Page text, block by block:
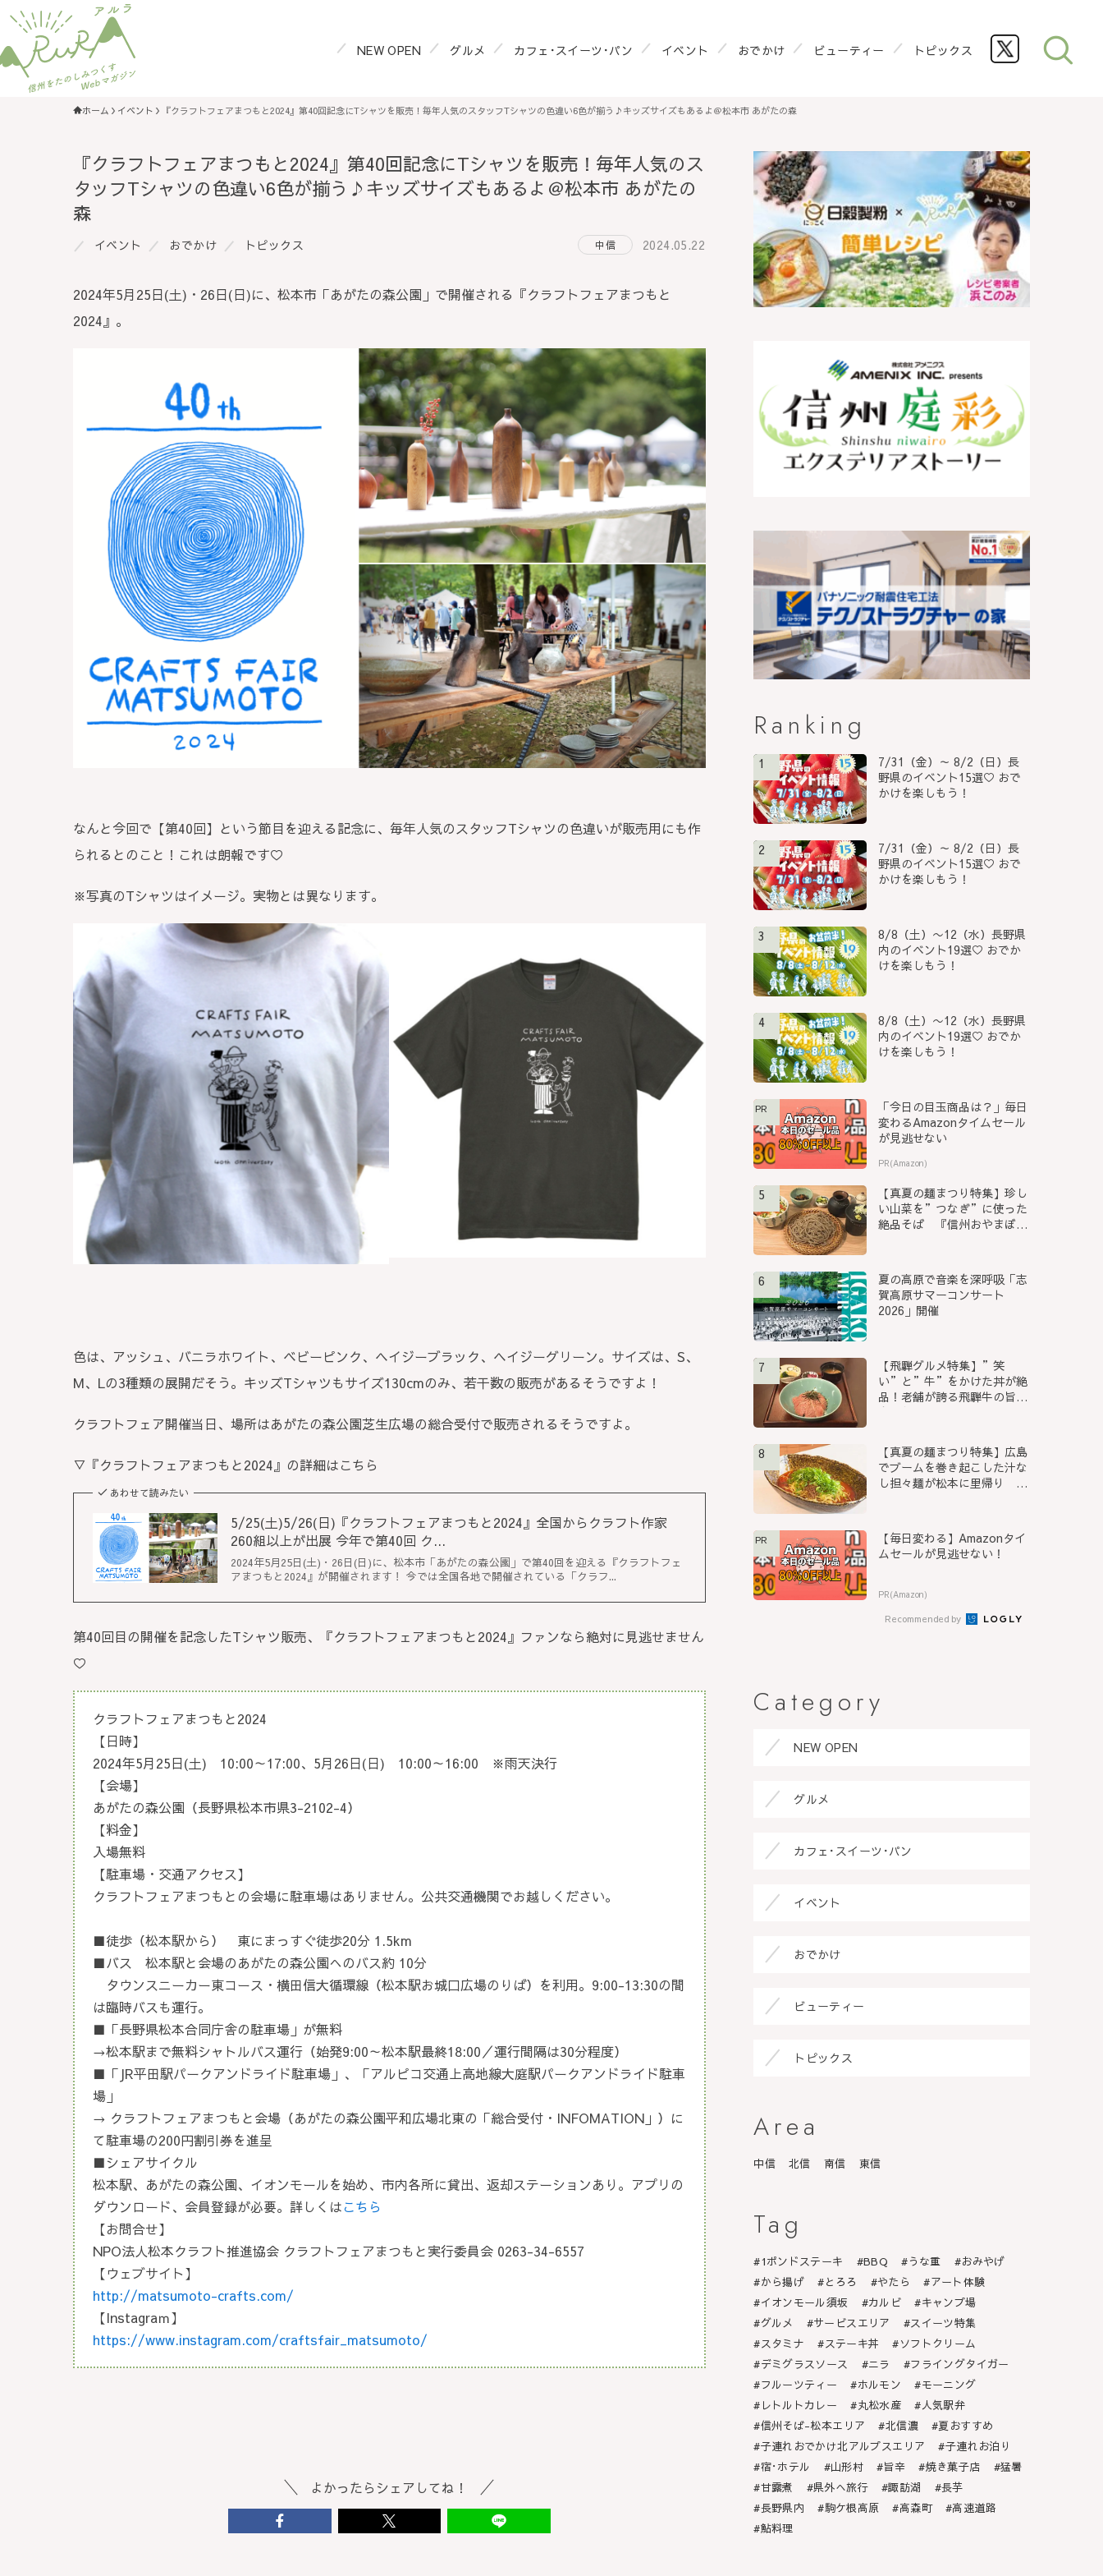
NEW OPEN グルメ カフェ･スイーツ･パン イベント おでかけ ビューティー トピックス
ホーム イベント 『クラフトフェアまつもと2024』第40回記念にTシャツを販売！毎年人気のスタッフTシャツの色違い6色が揃う♪キッズサイズもあるよ＠松本市 あがたの森
『クラフトフェアまつもと2024』第40回記念にTシャツを販売！毎年人気のス
タッフTシャツの色違い6色が揃う♪キッズサイズもあるよ＠松本市 あがたの
森
イベント おでかけ トピックス 中信 2024.05.22
2024年5月25日(土)・26日(日)に、松本市「あがたの森公園」で開催される『クラフトフェアまつもと
2024』。
なんと今回で【第40回】という節目を迎える記念に、毎年人気のスタッフTシャツの色違いが販売用にも作
られるとのこと！これは朗報です♡
※写真のTシャツはイメージ。実物とは異なります。
色は、アッシュ、バニラホワイト、ベビーピンク、ヘイジーブラック、ヘイジーグリーン。サイズは、S、
M、Lの3種類の展開だそう。キッズTシャツもサイズ130cmのみ、若干数の販売があるそうですよ！
クラフトフェア開催当日、場所はあがたの森公園芝生広場の総合受付で販売されるそうですよ。
▽『クラフトフェアまつもと2024』の詳細はこちら
あわせて読みたい
5/25(土)5/26(日)『クラフトフェアまつもと2024』全国からクラフト作家
260組以上が出展 今年で第40回 ク...
2024年5月25日(土)・26日(日)に、松本市「あがたの森公園」で第40回を迎える『クラフトフェ
アまつもと2024』が開催されます！ 今では全国各地で開催されている「クラフ...
第40回目の開催を記念したTシャツ販売、『クラフトフェアまつもと2024』ファンなら絶対に見逃せません
♡
クラフトフェアまつもと2024
【日時】
2024年5月25日(土) 10:00～17:00、5月26日(日) 10:00～16:00 ※雨天決行
【会場】
あがたの森公園（長野県松本市県3-2102-4）
【料金】
入場無料
【駐車場・交通アクセス】
クラフトフェアまつもとの会場に駐車場はありません。公共交通機関でお越しください。
■徒歩（松本駅から） 東にまっすぐ徒歩20分 1.5km
■バス 松本駅と会場のあがたの森公園へのバス約 10分
タウンスニーカー東コース・横田信大循環線（松本駅お城口広場のりば）を利用。9:00-13:30の間
は臨時バスも運行。
■「長野県松本合同庁舎の駐車場」が無料
→松本駅まで無料シャトルバス運行（始発9:00～松本駅最終18:00／運行間隔は30分程度）
■「JR平田駅パークアンドライド駐車場」、「アルピコ交通上高地線大庭駅パークアンドライド駐車
場」
→ クラフトフェアまつもと会場（あがたの森公園平和広場北東の「総合受付・INFOMATION」）に
て駐車場の200円割引券を進呈
■シェアサイクル
松本駅、あがたの森公園、イオンモールを始め、市内各所に貸出、返却ステーションあり。アプリの
ダウンロード、会員登録が必要。詳しくはこちら
【お問合せ】
NPO法人松本クラフト推進協会 クラフトフェアまつもと実行委員会 0263-34-6557
【ウェブサイト】
http://matsumoto-crafts.com/
【Instagraｍ】
https://www.instagram.com/craftsfair_matsumoto/
よかったらシェアしてね！
Ranking
1
7/31（金）～ 8/2（日）長
野県のイベント15選♡ おで
かけを楽しもう！
2
7/31（金）～ 8/2（日）長
野県のイベント15選♡ おで
かけを楽しもう！
3
8/8（土）〜12（水）長野県
内のイベント19選♡ おでか
けを楽しもう！
4
8/8（土）〜12（水）長野県
内のイベント19選♡ おでか
けを楽しもう！
PR
「今日の目玉商品は？」毎日
変わるAmazonタイムセール
が見逃せない
PR(Amazon)
5
【真夏の麺まつり特集】珍し
い山菜を”つなぎ”に使った
絶品そば 『信州おやまぼく
6
夏の高原で音楽を深呼吸「志
賀高原サマーコンサート
2026」開催
7
【飛騨グルメ特集】”笑
い”と”牛”をかけた丼が絶
品！老舗が誇る飛騨牛の旨み
を堪能...
8
【真夏の麺まつり特集】広島
でブームを巻き起こした汁な
し担々麺が松本に里帰り
PR
【毎日変わる】Amazonタイ
ムセールが見逃せない！
PR(Amazon)
Recommended by
Category
NEW OPEN
グルメ
カフェ･スイーツ･パン
イベント
おでかけ
ビューティー
トピックス
Area
中信 北信 南信 東信
Tag
1ポンドステーキ BBQ うな重
おみやげ
から揚げ
とろろ やたら
アート体験
イオンモール須坂
カルビ
キャンプ場
グルメ
サービスエリア
スイーツ特集
スタミナ
ステーキ丼
ソフトクリーム
デミグラスソース
ニラ
フライングタイガー
フルーツティー
ホルモン
モーニング
レトルトカレー
丸松水産
人気駅弁
信州そば-松本エリア
北信濃
夏おすすめ
子連れおでかけ北アルプスエリア
子連れお泊り
宿･ホテル
山形村 旨辛 焼き菓子店
猛暑
甘露煮
県外へ旅行 諏訪湖
長芋
長野県内
駒ケ根高原 高森町
高速道路
鮎料理